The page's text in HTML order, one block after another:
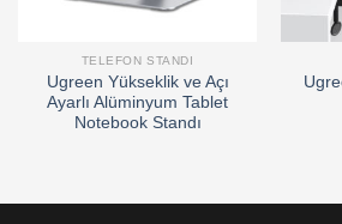
TELEFON STANDI
Ugreen Yükseklik ve Açı
Ayarlı Alüminyum Tablet
Notebook Standı